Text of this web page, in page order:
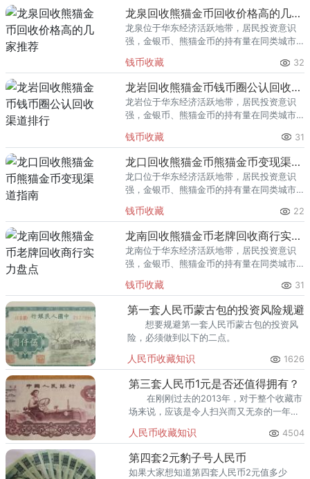
回收渠道里，能精准识别版别溢
龙泉回收熊猫金币回收价格高的几家推荐
龙泉位于华东经济活跃地带，居民投资意识
强，金银币、熊猫金币的持有量在同类城市
熊猫金币的需求就明显升温，但鱼龙混杂的
回收渠道里，能精准识别版别溢
钱币收藏 32
龙岩回收熊猫金币钱币圈公认回收渠道排行
龙岩位于华东经济活跃地带，居民投资意识
强，金银币、熊猫金币的持有量在同类城市
熊猫金币的需求就明显升温，但鱼龙混杂的
回收渠道里，能精准识别版别溢
钱币收藏 31
龙口回收熊猫金币熊猫金币变现渠道指南
龙口位于华东经济活跃地带，居民投资意识
强，金银币、熊猫金币的持有量在同类城市
熊猫金币的需求就明显升温，但鱼龙混杂的
回收渠道里，能精准识别版别溢
钱币收藏 22
龙南回收熊猫金币老牌回收商行实力盘点
龙南位于华东经济活跃地带，居民投资意识
强，金银币、熊猫金币的持有量在同类城市
熊猫金币的需求就明显升温，但鱼龙混杂的
回收渠道里，能精准识别版别溢
钱币收藏 31
第一套人民币蒙古包的投资风险规避
想要规避第一套人民币蒙古包的投资风
险，必须做到以下的二点。
人民币收藏知识 1626
第三套人民币1元是否还值得拥有？
在刚刚过去的2013年，对于整个收藏市
场来说，应该是令人扫兴而又无奈的一年。
的收藏品，也如昨日黄花，渐渐受到了冷
遇，就例如第三套人民币1元。
人民币收藏知识 4504
第四套2元豹子号人民币
如果大家想知道第四套人民币2元值多少